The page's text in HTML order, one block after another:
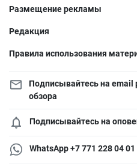
Размещение рекламы
Редакция
Правила использования
Подписывайтесь на
обзора
Подписывайтесь на
WhatsApp +7 771 228 04 01